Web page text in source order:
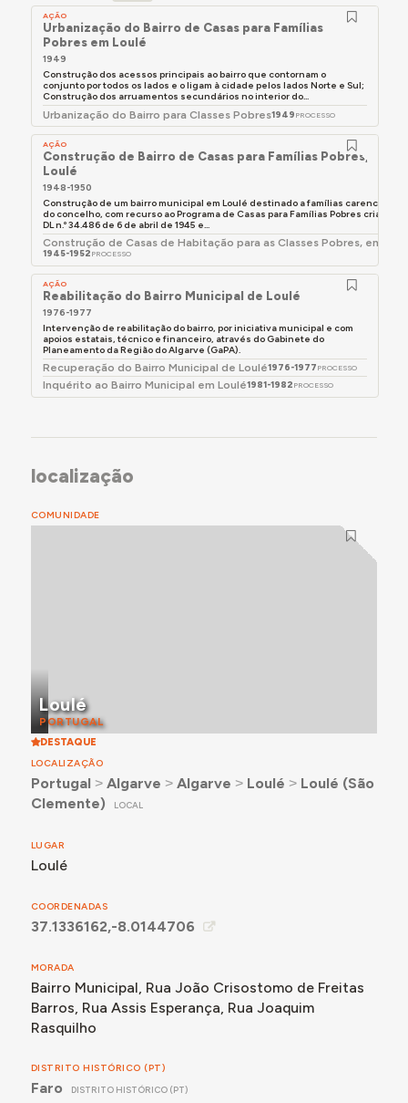
AÇÃO
Urbanização do Bairro de Casas para Famílias
Pobres em Loulé
1949
Construção dos acessos principais ao bairro que contornam o
conjunto por todos os lados e o ligam à cidade pelos lados Norte e Sul;
Construção dos arruamentos secundários no interior do...
Urbanização do Bairro para Classes Pobres1949 PROCESSO
AÇÃO
Construção de Bairro de Casas para Famílias Pobres, em
Loulé
1948-1950
Construção de um bairro municipal em Loulé destinado a famílias carenciadas
do concelho, com recurso ao Programa de Casas para Famílias Pobres criado
DL n.º 34.486 de 6 de abril de 1945 e...
Construção de Casas de Habitação para as Classes Pobres, em
1945-1952 PROCESSO
AÇÃO
Reabilitação do Bairro Municipal de Loulé
1976-1977
Intervenção de reabilitação do bairro, por iniciativa municipal e com
apoios estatais, técnico e financeiro, através do Gabinete do
Planeamento da Região do Algarve (GaPA).
Recuperação do Bairro Municipal de Loulé1976-1977 PROCESSO
Inquérito ao Bairro Municipal em Loulé1981-1982 PROCESSO
localização
COMUNIDADE
Loulé
PORTUGAL
DESTAQUE
LOCALIZAÇÃO
Portugal ˃ Algarve ˃ Algarve ˃ Loulé ˃ Loulé (São
Clemente)
LOCAL
LUGAR
Loulé
COORDENADAS
37.1336162,-8.0144706
MORADA
Bairro Municipal, Rua João Crisostomo de Freitas
Barros, Rua Assis Esperança, Rua Joaquim
Rasquilho
DISTRITO HISTÓRICO (PT)
Faro DISTRITO HISTÓRICO (PT)